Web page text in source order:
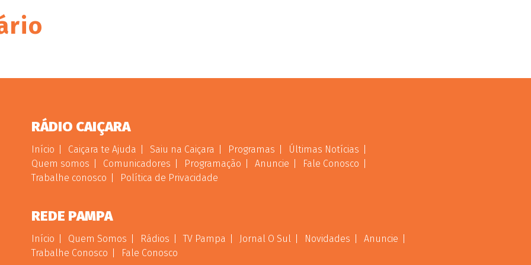
RÁDIO CAIÇARA
Início Caiçara te Ajuda Saiu na Caiçara Programas
Últimas Notícias
Quem somos
Comunicadores Programação Anuncie
Fale Conosco
Trabalhe conosco
Política de Privacidade
REDE PAMPA
Início Quem Somos Rádios TV Pampa Jornal O Sul Novidades
Anuncie
Trabalhe Conosco
Fale Conosco